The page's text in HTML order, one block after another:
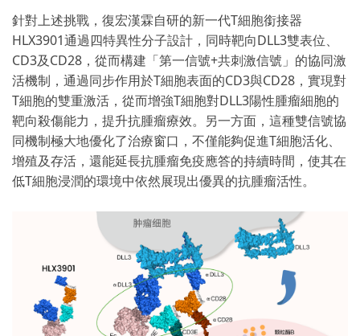
針對上述挑戰，復宏漢霖自研的新一代T細胞銜接器
HLX3901通過四特異性分子設計，同時靶向DLL3雙表位、
CD3及CD28，從而構建「第一信號+共刺激信號」的協同激
活機制，通過同步作用於T細胞表面的CD3與CD28，實現對
T細胞的雙重激活，從而增強T細胞對DLL3陽性腫瘤細胞的
靶向殺傷能力，提升抗腫瘤療效。另一方面，這種雙信號協
同機制極大地優化了治療窗口，不僅能夠促進T細胞活化、
增殖及存活，還能延長抗腫瘤免疫應答的持續時間，使其在
低T細胞浸潤的環境中依然展現出優異的抗腫瘤活性。